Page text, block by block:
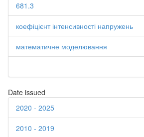
681.3
коефіцієнт інтенсивності напружень
математичне моделювання
Date issued
2020 - 2025
2010 - 2019